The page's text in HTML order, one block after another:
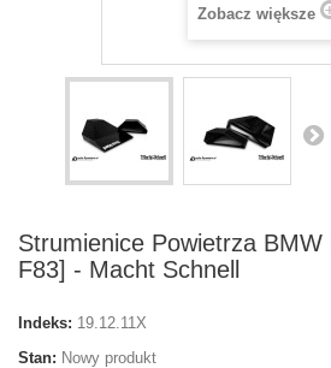
Zobacz większe
Strumienice Powietrza
F83] - Macht Schnell
Indeks: 19.12.11X
Stan: Nowy produkt